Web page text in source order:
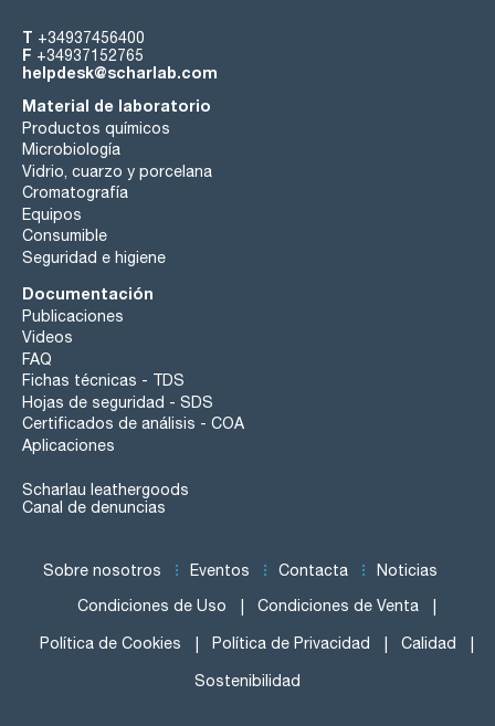
T +34937456400
F +34937152765
helpdesk@scharlab.com
Material de laboratorio
Productos químicos
Microbiología
Vidrio, cuarzo y porcelana
Cromatografía
Equipos
Consumible
Seguridad e higiene
Documentación
Publicaciones
Videos
FAQ
Fichas técnicas - TDS
Hojas de seguridad - SDS
Certificados de análisis - COA
Aplicaciones
Scharlau leathergoods
Canal de denuncias
Sobre nosotros Eventos Contacta Noticias
Condiciones de Uso Condiciones de Venta
Política de Cookies Política de Privacidad Calidad
Sostenibilidad